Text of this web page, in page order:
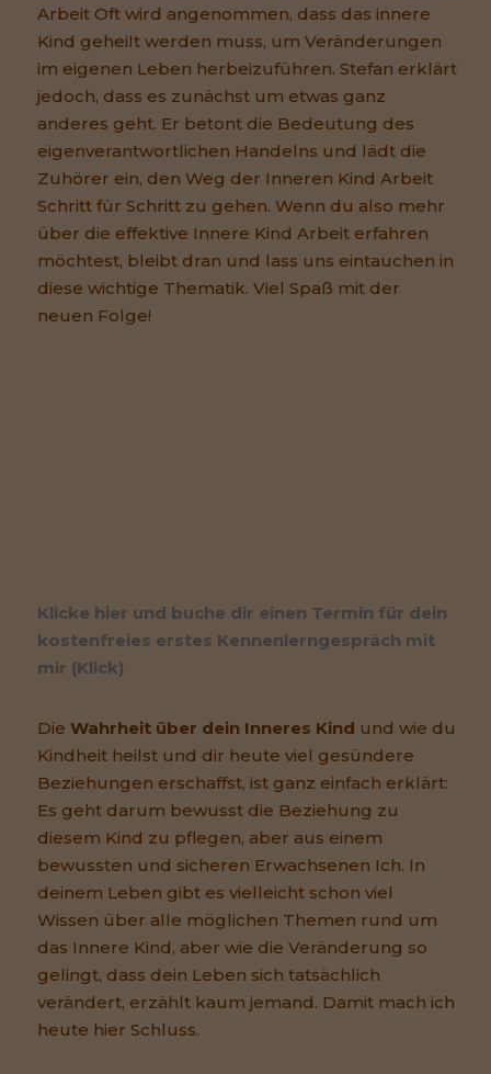
Arbeit Oft wird angenommen, dass das innere
Kind geheilt werden muss, um Veränderungen
im eigenen Leben herbeizuführen. Stefan erklärt
jedoch, dass es zunächst um etwas ganz
anderes geht. Er betont die Bedeutung des
eigenverantwortlichen Handelns und lädt die
Zuhörer ein, den Weg der Inneren Kind Arbeit
Schritt für Schritt zu gehen. Wenn du also mehr
über die effektive Innere Kind Arbeit erfahren
möchtest, bleibt dran und lass uns eintauchen in
diese wichtige Thematik. Viel Spaß mit der
neuen Folge!
Klicke hier und buche dir einen Termin für dein
kostenfreies erstes Kennenlerngespräch mit
mir (Klick)
Die Wahrheit über dein Inneres Kind und wie du
Kindheit heilst und dir heute viel gesündere
Beziehungen erschaffst, ist ganz einfach erklärt:
Es geht darum bewusst die Beziehung zu
diesem Kind zu pflegen, aber aus einem
bewussten und sicheren Erwachsenen Ich. In
deinem Leben gibt es vielleicht schon viel
Wissen über alle möglichen Themen rund um
das Innere Kind, aber wie die Veränderung so
gelingt, dass dein Leben sich tatsächlich
verändert, erzählt kaum jemand. Damit mach ich
heute hier Schluss.